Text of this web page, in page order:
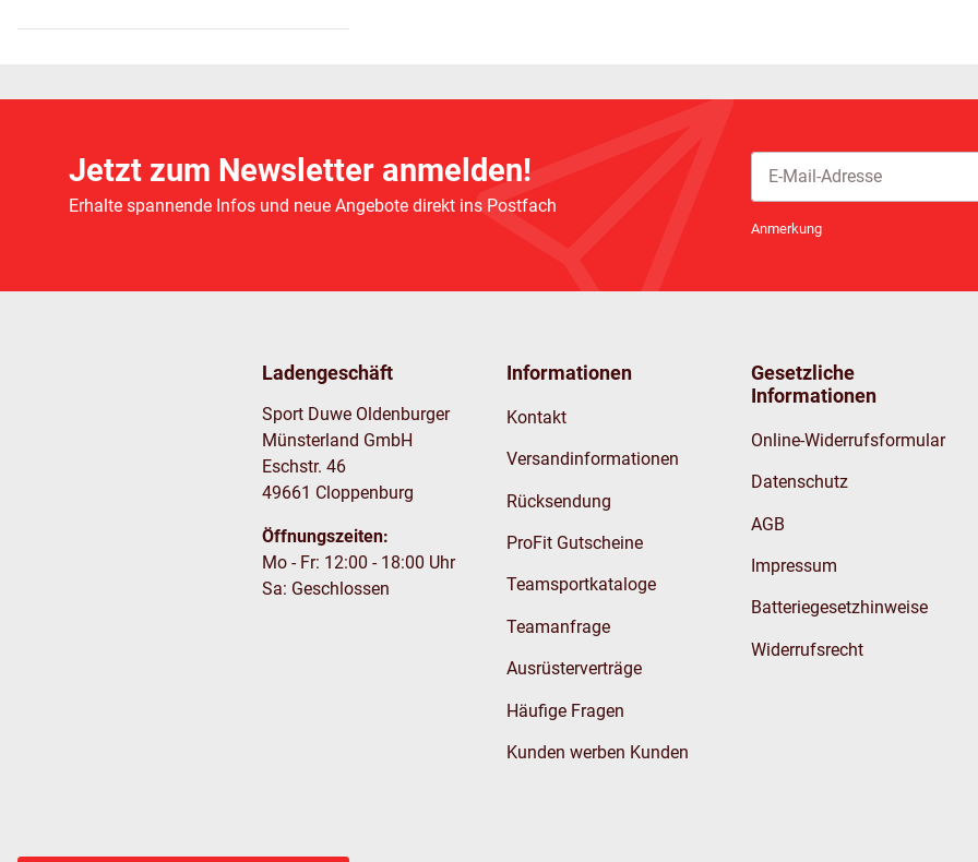
Jetzt zum Newsletter anmelden!
Erhalte spannende Infos und neue Angebote direkt ins Postfach
Anmerkung
Ladengeschäft
Sport Duwe Oldenburger
Münsterland GmbH
Eschstr. 46
49661 Cloppenburg
Öffnungszeiten:
Mo - Fr: 12:00 - 18:00 Uhr
Sa: Geschlossen
Informationen
Kontakt
Versandinformationen
Rücksendung
ProFit Gutscheine
Teamsportkataloge
Teamanfrage
Ausrüsterverträge
Häufige Fragen
Kunden werben Kunden
Gesetzliche
Informationen
Online-Widerrufsformular
Datenschutz
AGB
Impressum
Batteriegesetzhinweise
Widerrufsrecht